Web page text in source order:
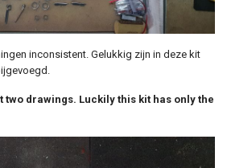
inconsistent. Gelukkig zijn in deze kit
two drawings. Luckily this kit has only the